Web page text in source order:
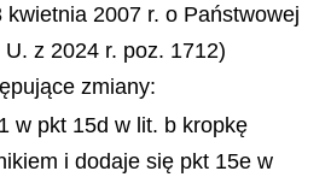
2007 r. o Państwowej
z 2024 r. poz. 1712)
zmiany:
w pkt 15d w lit. b kropkę
i dodaje się pkt 15e w